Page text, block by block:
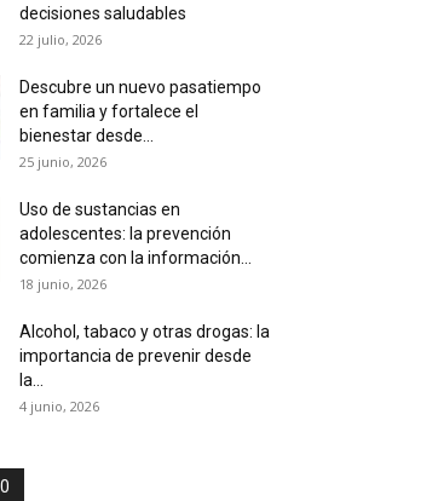
decisiones saludables
22 julio, 2026
Descubre un nuevo pasatiempo
en familia y fortalece el
bienestar desde...
25 junio, 2026
Uso de sustancias en
adolescentes: la prevención
comienza con la información...
18 junio, 2026
Alcohol, tabaco y otras drogas: la
importancia de prevenir desde
la...
4 junio, 2026